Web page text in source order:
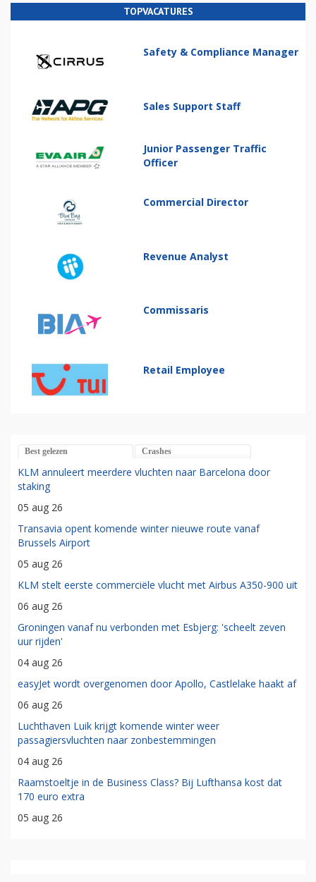
TOPVACATURES
Safety & Compliance Manager
Sales Support Staff
Junior Passenger Traffic
Officer
Commercial Director
Revenue Analyst
Commissaris
Retail Employee
Best gelezen Crashes
KLM annuleert meerdere vluchten naar Barcelona door
staking
05 aug 26
Transavia opent komende winter nieuwe route vanaf
Brussels Airport
05 aug 26
KLM stelt eerste commerciële vlucht met Airbus A350-900 uit
06 aug 26
Groningen vanaf nu verbonden met Esbjerg: 'scheelt zeven
uur rijden'
04 aug 26
easyJet wordt overgenomen door Apollo, Castlelake haakt af
06 aug 26
Luchthaven Luik krijgt komende winter weer
passagiersvluchten naar zonbestemmingen
04 aug 26
Raamstoeltje in de Business Class? Bij Lufthansa kost dat
170 euro extra
05 aug 26